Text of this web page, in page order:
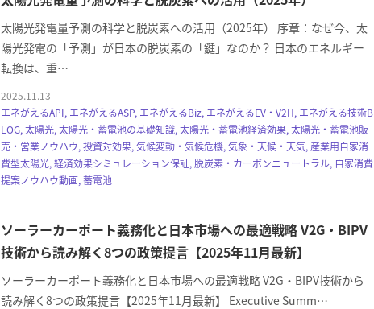
太陽光発電量予測の科学と脱炭素への活用（2025年） 序章：なぜ今、太
陽光発電の「予測」が日本の脱炭素の「鍵」なのか？ 日本のエネルギー
転換は、重…
2025.11.13
エネがえるAPI, エネがえるASP, エネがえるBiz, エネがえるEV・V2H, エネがえる技術B
LOG, 太陽光, 太陽光・蓄電池の基礎知識, 太陽光・蓄電池経済効果, 太陽光・蓄電池販
売・営業ノウハウ, 投資対効果, 気候変動・気候危機, 気象・天候・天気, 産業用自家消
費型太陽光, 経済効果シミュレーション保証, 脱炭素・カーボンニュートラル, 自家消費
提案ノウハウ動画, 蓄電池
ソーラーカーポート義務化と日本市場への最適戦略 V2G・BIPV
技術から読み解く8つの政策提言【2025年11月最新】
ソーラーカーポート義務化と日本市場への最適戦略 V2G・BIPV技術から
読み解く8つの政策提言【2025年11月最新】 Executive Summ…